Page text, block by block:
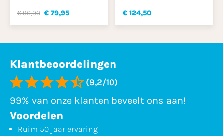
€ 96,90 € 79,95 € 124,50
Klantbeoordelingen
(9,2/10)
99% van onze klanten beveelt ons aan!
Voordelen
Ruim 50 jaar ervaring